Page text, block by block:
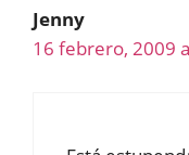
Jenny
16 febrero, 2009